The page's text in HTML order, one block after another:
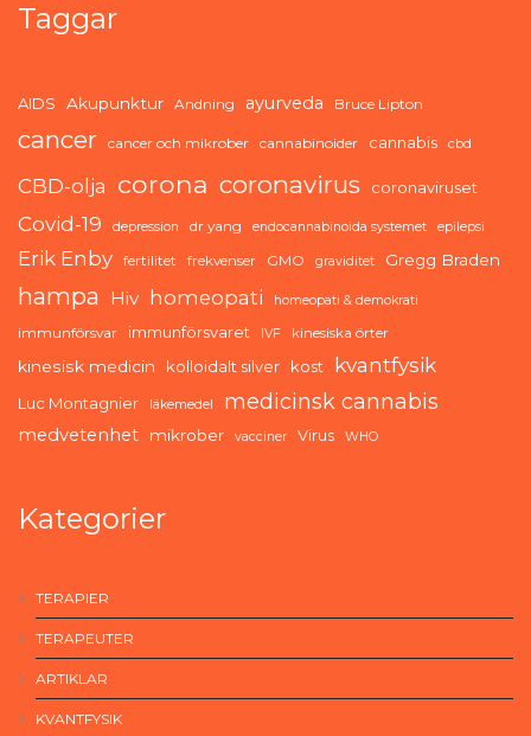
Taggar
AIDS Akupunktur Andning ayurveda Bruce Lipton
cancer cancer och mikrober cannabinoider cannabis cbd
CBD-olja corona coronavirus coronaviruset
Covid-19 depression dr yang endocannabinoida systemet epilepsi
Erik Enby fertilitet frekvenser GMO graviditet Gregg Braden
hampa Hiv homeopati homeopati & demokrati
immunförsvar immunförsvaret IVF kinesiska örter
kinesisk medicin kolloidalt silver kost kvantfysik
Luc Montagnier läkemedel medicinsk cannabis
medvetenhet mikrober vacciner Virus WHO
Kategorier
TERAPIER
TERAPEUTER
ARTIKLAR
KVANTFYSIK